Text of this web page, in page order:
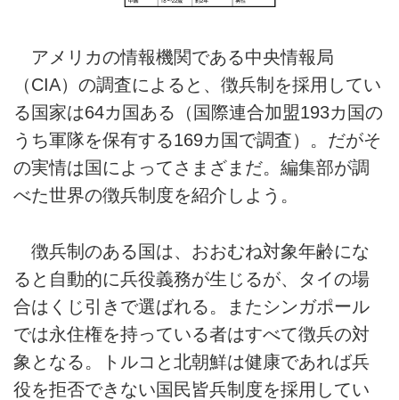
アメリカの情報機関である中央情報局
（CIA）の調査によると、徴兵制を採用してい
る国家は64カ国ある（国際連合加盟193カ国の
うち軍隊を保有する169カ国で調査）。だがそ
の実情は国によってさまざまだ。編集部が調
べた世界の徴兵制度を紹介しよう。
徴兵制のある国は、おおむね対象年齢にな
ると自動的に兵役義務が生じるが、タイの場
合はくじ引きで選ばれる。またシンガポール
では永住権を持っている者はすべて徴兵の対
象となる。トルコと北朝鮮は健康であれば兵
役を拒否できない国民皆兵制度を採用してい